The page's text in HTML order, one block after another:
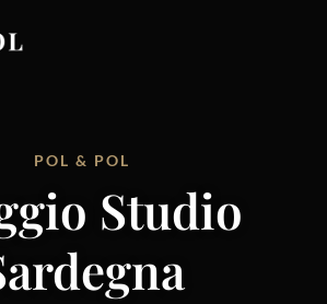
POL & POL
Studio